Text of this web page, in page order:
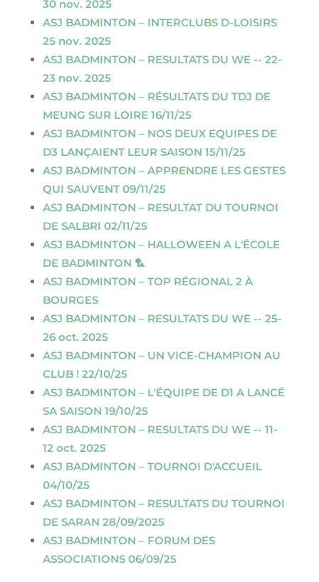
30 nov. 2025
ASJ BADMINTON – INTERCLUBS D-LOISIRS
25 nov. 2025
ASJ BADMINTON – RESULTATS DU WE -- 22-
23 nov. 2025
ASJ BADMINTON – RÉSULTATS DU TDJ DE
MEUNG SUR LOIRE 16/11/25
ASJ BADMINTON – NOS DEUX EQUIPES DE
D3 LANÇAIENT LEUR SAISON 15/11/25
ASJ BADMINTON – APPRENDRE LES GESTES
QUI SAUVENT 09/11/25
ASJ BADMINTON – RESULTAT DU TOURNOI
DE SALBRI 02/11/25
ASJ BADMINTON – HALLOWEEN A L'ÉCOLE
DE BADMINTON 🏸
ASJ BADMINTON – TOP RÉGIONAL 2 À
BOURGES
ASJ BADMINTON – RESULTATS DU WE -- 25-
26 oct. 2025
ASJ BADMINTON – UN VICE-CHAMPION AU
CLUB ! 22/10/25
ASJ BADMINTON – L'ÉQUIPE DE D1 A LANCÉ
SA SAISON 19/10/25
ASJ BADMINTON – RESULTATS DU WE -- 11-
12 oct. 2025
ASJ BADMINTON – TOURNOI D'ACCUEIL
04/10/25
ASJ BADMINTON – RESULTATS DU TOURNOI
DE SARAN 28/09/2025
ASJ BADMINTON – FORUM DES
ASSOCIATIONS 06/09/25